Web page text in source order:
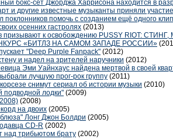
бокс-сет Джорджа Харрисона находится в
и другие известные музыканты приняли
поклонников помочь с созданием ещё одного
осенних гастролях (2013)
призывают к освобождению PUSSY RIOT:
«БИТЛЗ НА САМОМ ЗАПАДЕ РОССИИ»
"Deep Purple Fanpack" (2012)
и надел на зрителей наручники (2012)
Эми Уайнхаус найдена мертвой в своей
лучшую прог-рок группу (2011)
снимут сериал об истории музыки (2010)
подводной лодки" (2009)
(2008)
на двоих (2005)
Лонг Джон Болдри (2005)
CD-R (2002)
над трибьютом брату (2002)